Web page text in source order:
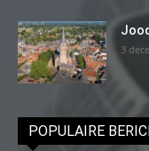
3
POPULAIRE